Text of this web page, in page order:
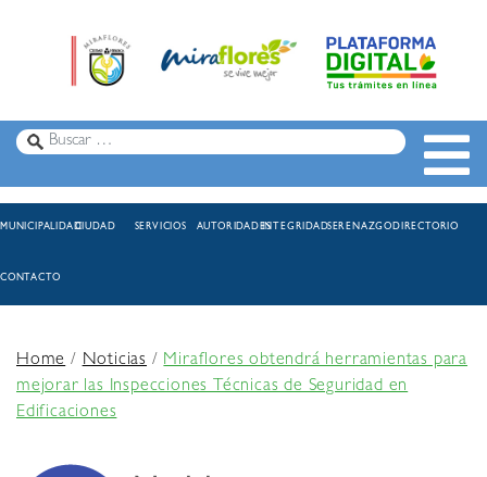
MUNICIPALIDADCIUDAD SERVICIOS AUTORIDADESINTEGRIDADSERENAZGODIRECTORIO
CONTACTO
Home/Noticias /Miraflores obtendrá herramientas para
mejorar las Inspecciones Técnicas de Seguridad en
Edificaciones